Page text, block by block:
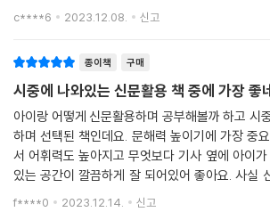
지 부록에 나와있어서 잘 활용할 것 같아요. 이번 겨울방
학에 활용하기 좋을것같아요. 저도 모르는 내용이
c****6 2023.12.08. 신고
종이책 구매
시중에 나와있는 신문활용 책 중에 가장 좋
아이랑 어떻게 신문활용하며 공부해볼까 하고 시
하며 선택된 책인데요. 문해력 높이기에 가장 중
서 어휘력도 높아지고 무엇보다 기사 옆에 아이
있는 공간이 깔끔하게 잘 되어있어 좋아요. 사실
지고 지속적으로 봐야 내용도 이어지고 할텐데 그
f****0 2023.12.14. 신고